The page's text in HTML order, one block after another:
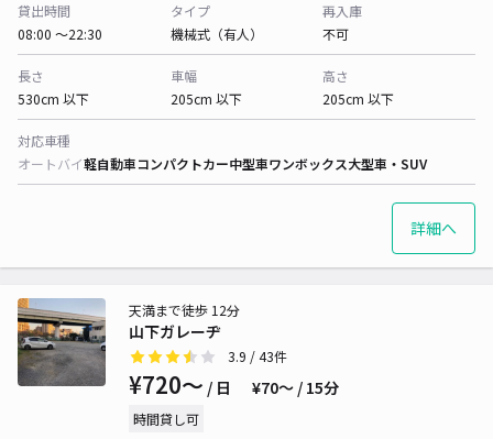
貸出時間
08:00 〜22:30
タイプ
機械式（有人）
再入庫
不可
長さ
530cm 以下
車幅
205cm 以下
高さ
205cm 以下
対応車種
オートバイ軽自動車コンパクトカー中型車ワンボックス大型車・SUV
詳細へ
山下ガレーヂ
天満まで徒歩 12分
3.9 / 43件
¥720〜 / 日 ¥70〜 / 15分
時間貸し可